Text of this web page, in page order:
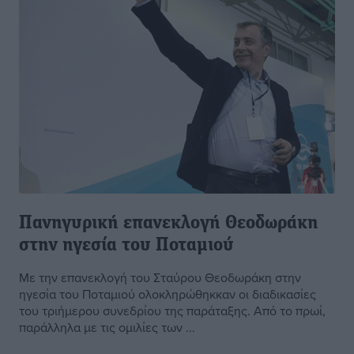
Πανηγυρική επανεκλογή Θεοδωράκη
στην ηγεσία του Ποταμιού
Με την επανεκλογή του Σταύρου Θεοδωράκη στην
ηγεσία του Ποταμιού ολοκληρώθηκκαν οι διαδικασίες
του τριήμερου συνεδρίου της παράταξης. Από το πρωί,
παράλληλα με τις ομιλίες των ...